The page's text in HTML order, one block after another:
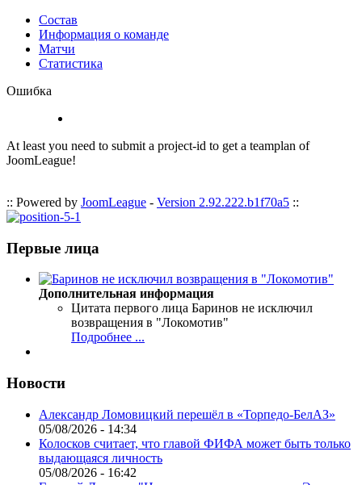
Состав
Информация о команде
Матчи
Статистика
Ошибка
At least you need to submit a project-id to get a teamplan of
JoomLeague!
:: Powered by JoomLeague - Version 2.92.222.b1f70a5 ::
Первые лица
Дополнительная информация
Цитата первого лица Баринов не исключил
возвращения в "Локомотив"
Подробнее ...
Новости
Александр Ломовицкий перешёл в «Торпедо-БелАЗ»
05/08/2026 - 14:34
Колосков считает, что главой ФИФА может быть только
выдающаяся личность
05/08/2026 - 16:42